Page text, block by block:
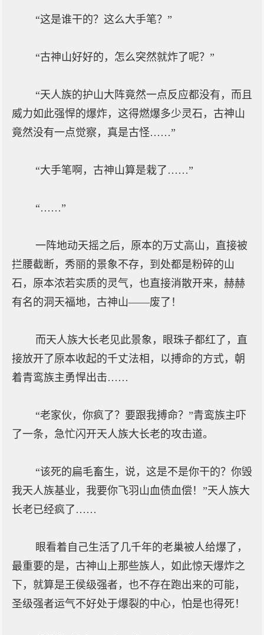
“这是谁干的？这么大手笔？”
“古神山好好的，怎么突然就炸了呢？”
“天人族的护山大阵竟然一点反应都没有，而且
威力如此强悍的爆炸，这得燃爆多少灵石，古神山
竟然没有一点觉察，真是古怪……”
“大手笔啊，古神山算是栽了……”
“……”
一阵地动天摇之后，原本的万丈高山，直接被
拦腰截断，秀丽的景象不存，到处都是粉碎的山
石，原本浓若实质的灵气，也直接消散开来，赫赫
有名的洞天福地，古神山——废了！
而天人族大长老见此景象，眼珠子都红了，直
接放开了原本收起的千丈法相，以搏命的方式，朝
着青鸾族主勇悍出击……
“老家伙，你疯了？要跟我搏命？”青鸾族主吓
了一条，急忙闪开天人族大长老的攻击道。
“该死的扁毛畜生，说，这是不是你干的？你毁
我天人族基业，我要你飞羽山血债血偿！”天人族大
长老已经疯了……
眼看着自己生活了几千年的老巢被人给爆了，
最重要的是，古神山上那些族人，如此惊天爆炸之
下，就算是王侯级强者，也不存在跑出来的可能，
圣级强者运气不好处于爆裂的中心，怕是也得死！